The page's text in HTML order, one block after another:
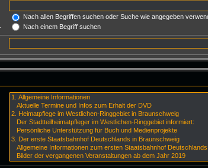
Nach allen Begriffen suchen oder Suche wie angegeben
Nach einem Begriff suchen